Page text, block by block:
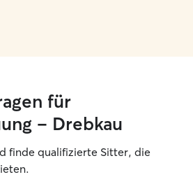
für
– Drebkau
finde qualifizierte Sitter, die